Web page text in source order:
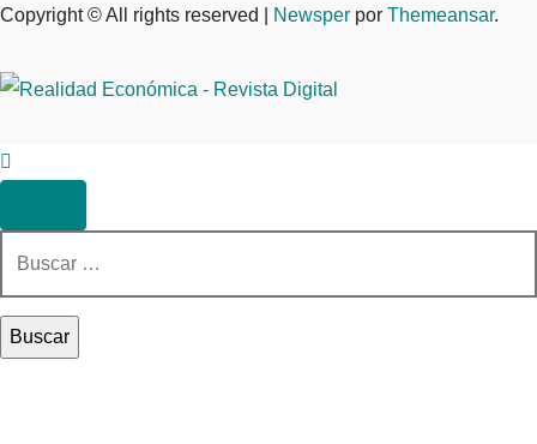
Copyright © All rights reserved
Newsper por Themeansar.